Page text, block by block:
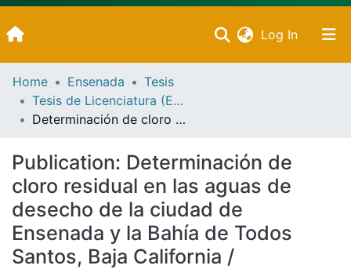
Log In(current)
Inicio
Communities & Collections
Statistics
Bibliotecas
Home Ensenada
Tesis
Tesis de Licenciatura (Ensenada)
Determinación de cloro residual en las aguas de desecho de la ciudad de Ensenada y la Bahía de Todos Santos, Baja California /
Publication: Determinación de
cloro residual en las aguas de
desecho de la ciudad de
Ensenada y la Bahía de Todos
Santos, Baja California /